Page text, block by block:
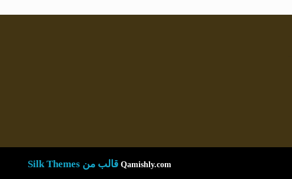
Qamishly.com قالب من Silk Themes